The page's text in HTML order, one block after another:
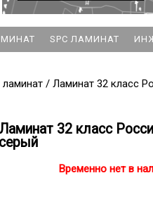
SPC ЛАМИНАТ
/ Ламинат 32 класс
Ламинат 32 класс
серый
Временно нет в